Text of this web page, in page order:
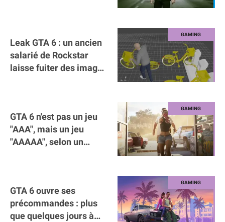
Leak GTA 6 : un ancien
salarié de Rockstar
laisse fuiter des images
GTA 6 n'est pas un jeu
"AAA", mais un jeu
"AAAAA", selon un
GTA 6 ouvre ses
précommandes : plus
que quelques jours à